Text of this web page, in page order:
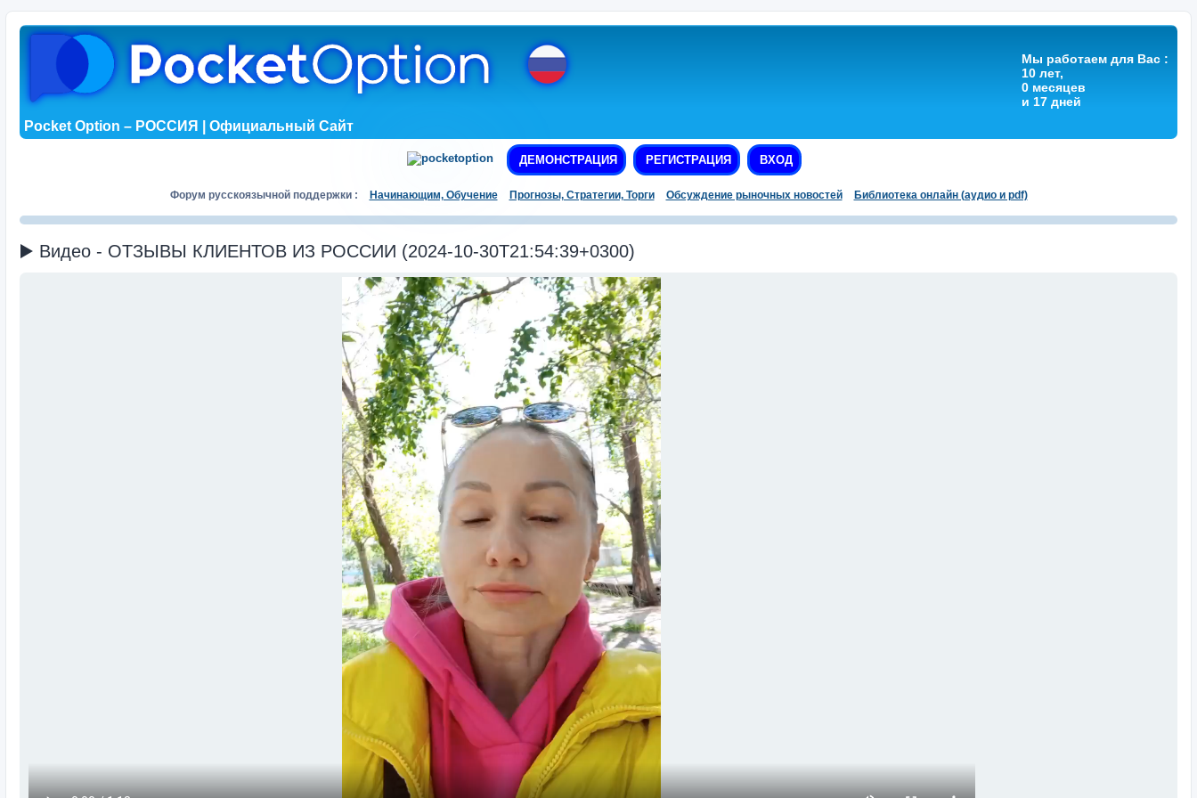
Pocket Option – РОССИЯ | Официальный Сайт
Мы работаем для Вас :
10 лет,
0 месяцев
и 17 дней
ДЕМОНСТРАЦИЯ РЕГИСТРАЦИЯ ВХОД
Форум русскоязычной поддержки : Начинающим, Обучение Прогнозы, Стратегии, Торги Обсуждение рыночных новостей Библиотека онлайн (аудио и pdf)
▶️ Видео - ОТЗЫВЫ КЛИЕНТОВ ИЗ РОССИИ (2024-10-30T21:54:39+0300)